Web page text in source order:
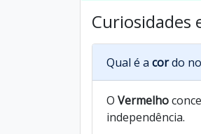
Curiosidades
Qual é a cordo
O Vermelho
independência.